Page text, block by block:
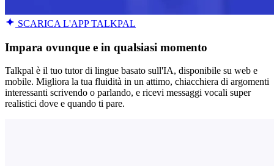
SCARICA L'APP TALKPAL
Impara ovunque e in qualsiasi momento
Talkpal è il tuo tutor di lingue basato sull'IA, disponibile su web e
mobile. Migliora la tua fluidità in un attimo, chiacchiera di argomenti
interessanti scrivendo o parlando, e ricevi messaggi vocali super
realistici dove e quando ti pare.